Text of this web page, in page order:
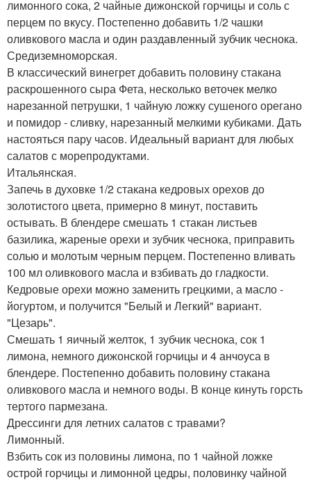
лимонного сока, 2 чайные дижонской горчицы и соль с
перцем по вкусу. Постепенно добавить 1/2 чашки
оливкового масла и один раздавленный зубчик чеснока.
Средиземноморская.
В классический винегрет добавить половину стакана
раскрошенного сыра Фета, несколько веточек мелко
нарезанной петрушки, 1 чайную ложку сушеного орегано
и помидор - сливку, нарезанный мелкими кубиками. Дать
настояться пару часов. Идеальный вариант для любых
салатов с морепродуктами.
Итальянская.
Запечь в духовке 1/2 стакана кедровых орехов до
золотистого цвета, примерно 8 минут, поставить
остывать. В блендере смешать 1 стакан листьев
базилика, жареные орехи и зубчик чеснока, приправить
солью и молотым черным перцем. Постепенно вливать
100 мл оливкового масла и взбивать до гладкости.
Кедровые орехи можно заменить грецкими, а масло -
йогуртом, и получится "Белый и Легкий" вариант.
"Цезарь".
Смешать 1 яичный желток, 1 зубчик чеснока, сок 1
лимона, немного дижонской горчицы и 4 анчоуса в
блендере. Постепенно добавить половину стакана
оливкового масла и немного воды. В конце кинуть горсть
тертого пармезана.
Дрессинги для летних салатов с травами?
Лимонный.
Взбить сок из половины лимона, по 1 чайной ложке
острой горчицы и лимонной цедры, половинку чайной